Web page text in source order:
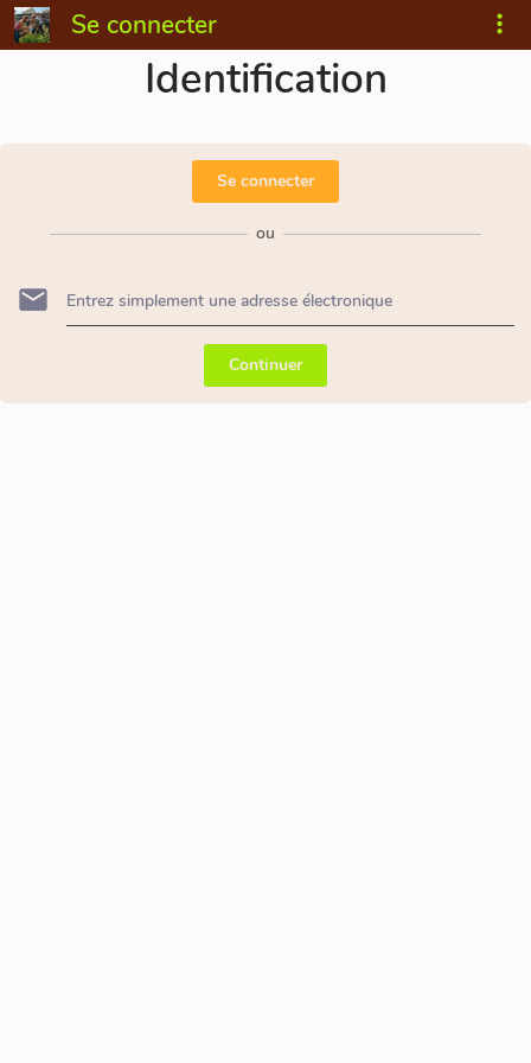
Se connecter
Identification
Se connecter
ou
Continuer